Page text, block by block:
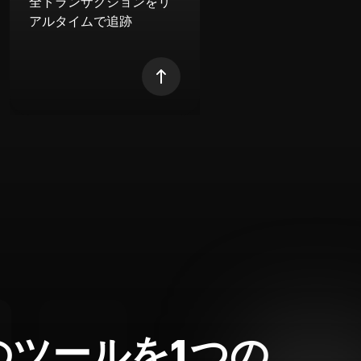
アルタイムで追跡